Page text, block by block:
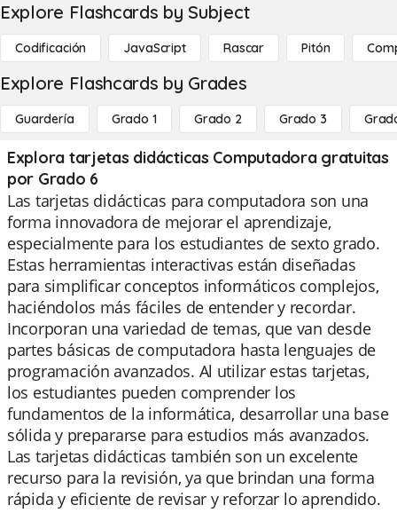
Explore Flashcards by Subject
Codificación JavaScript Rascar Pitón
Explore Flashcards by Grades
Guardería Grado 1 Grado 2 Grado 3
Explora tarjetas didácticas Computadora gratuitas
por Grado 6
Las tarjetas didácticas para computadora son una
forma innovadora de mejorar el aprendizaje,
especialmente para los estudiantes de sexto grado.
Estas herramientas interactivas están diseñadas
para simplificar conceptos informáticos complejos,
haciéndolos más fáciles de entender y recordar.
Incorporan una variedad de temas, que van desde
partes básicas de computadora hasta lenguajes de
programación avanzados. Al utilizar estas tarjetas,
los estudiantes pueden comprender los
fundamentos de la informática, desarrollar una base
sólida y prepararse para estudios más avanzados.
Las tarjetas didácticas también son un excelente
recurso para la revisión, ya que brindan una forma
rápida y eficiente de revisar y reforzar lo aprendido.